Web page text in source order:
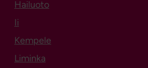
Hailuoto
Ii
Kempele
Liminka